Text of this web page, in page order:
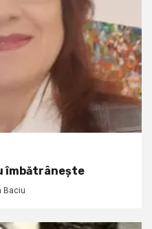
îmbătrânește
Baciu